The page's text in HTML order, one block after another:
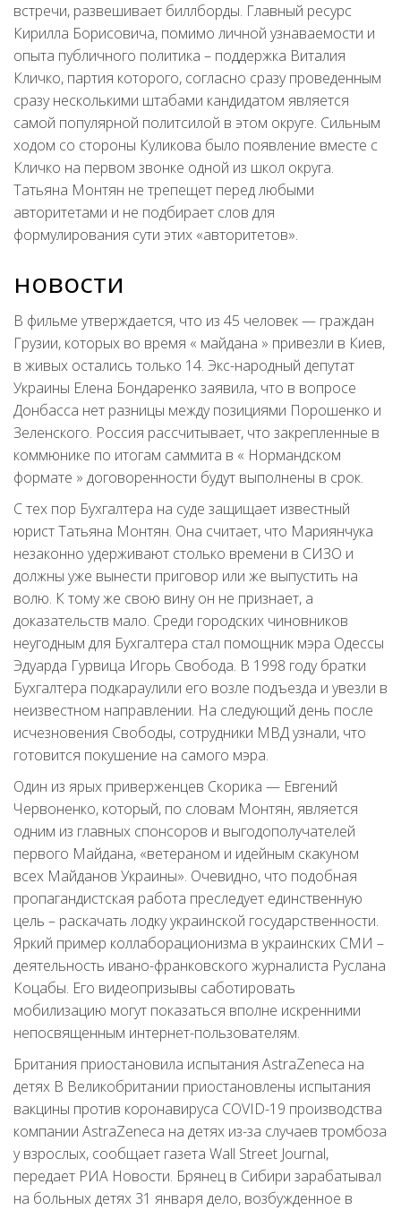
встречи, развешивает биллборды. Главный ресурс
Кирилла Борисовича, помимо личной узнаваемости и
опыта публичного политика – поддержка Виталия
Кличко, партия которого, согласно сразу проведенным
сразу несколькими штабами кандидатом является
самой популярной политсилой в этом округе. Сильным
ходом со стороны Куликова было появление вместе с
Кличко на первом звонке одной из школ округа.
Татьяна Монтян не трепещет перед любыми
авторитетами и не подбирает слов для
формулирования сути этих «авторитетов».
новости
В фильме утверждается, что из 45 человек — граждан
Грузии, которых во время « майдана » привезли в Киев,
в живых остались только 14. Экс-народный депутат
Украины Елена Бондаренко заявила, что в вопросе
Донбасса нет разницы между позициями Порошенко и
Зеленского. Россия рассчитывает, что закрепленные в
коммюнике по итогам саммита в « Нормандском
формате » договоренности будут выполнены в срок.
С тех пор Бухгалтера на суде защищает известный
юрист Татьяна Монтян. Она считает, что Мариянчука
незаконно удерживают столько времени в СИЗО и
должны уже вынести приговор или же выпустить на
волю. К тому же свою вину он не признает, а
доказательств мало. Среди городских чиновников
неугодным для Бухгалтера стал помощник мэра Одессы
Эдуарда Гурвица Игорь Свобода. В 1998 году братки
Бухгалтера подкараулили его возле подъезда и увезли в
неизвестном направлении. На следующий день после
исчезновения Свободы, сотрудники МВД узнали, что
готовится покушение на самого мэра.
Один из ярых приверженцев Скорика — Евгений
Червоненко, который, по словам Монтян, является
одним из главных спонсоров и выгодополучателей
первого Майдана, «ветераном и идейным скакуном
всех Майданов Украины». Очевидно, что подобная
пропагандистская работа преследует единственную
цель – раскачать лодку украинской государственности.
Яркий пример коллаборационизма в украинских СМИ –
деятельность ивано-франковского журналиста Руслана
Коцабы. Его видеопризывы саботировать
мобилизацию могут показаться вполне искренними
непосвященным интернет-пользователям.
Британия приостановила испытания AstraZeneca на
детях В Великобритании приостановлены испытания
вакцины против коронавируса COVID-19 производства
компании AstraZeneca на детях из-за случаев тромбоза
у взрослых, сообщает газета Wall Street Journal,
передает РИА Новости. Брянец в Сибири зарабатывал
на больных детях 31 января дело, возбужденное в